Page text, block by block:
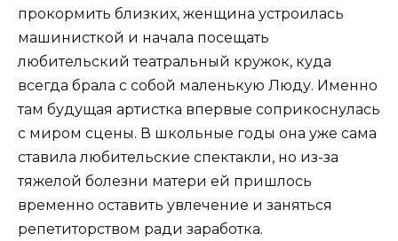
прокормить близких, женщина устроилась
машинисткой и начала посещать
любительский театральный кружок, куда
всегда брала с собой маленькую Люду. Именно
там будущая артистка впервые соприкоснулась
с миром сцены. В школьные годы она уже сама
ставила любительские спектакли, но из-за
тяжелой болезни матери ей пришлось
временно оставить увлечение и заняться
репетиторством ради заработка.